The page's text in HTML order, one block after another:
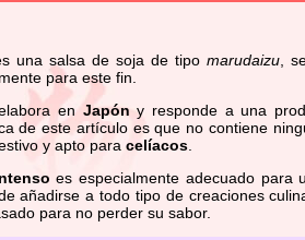
una salsa de soja de tipo marudaizu ,
para este fin.
en Japón y responde a una
de este artículo es que no contiene
y apto para celíacos
es especialmente adecuado para
añadirse a todo tipo de creaciones
para no perder su sabor.